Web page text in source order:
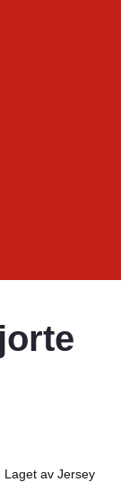
Laget av Jersey